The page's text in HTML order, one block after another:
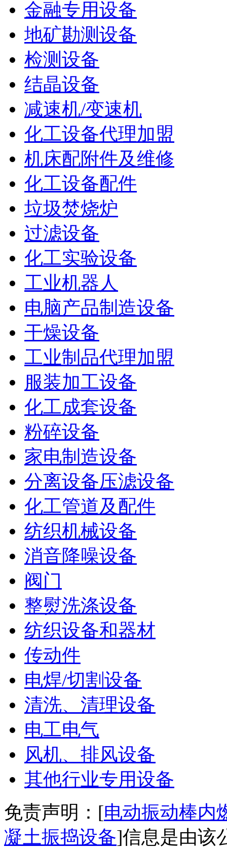
金融专用设备
地矿勘测设备
检测设备
结晶设备
减速机/变速机
化工设备代理加盟
机床配附件及维修
化工设备配件
垃圾焚烧炉
过滤设备
化工实验设备
工业机器人
电脑产品制造设备
干燥设备
工业制品代理加盟
服装加工设备
化工成套设备
粉碎设备
家电制造设备
分离设备压滤设备
化工管道及配件
纺织机械设备
消音降噪设备
阀门
整熨洗涤设备
纺织设备和器材
传动件
电焊/切割设备
清洗、清理设备
电工电气
风机、排风设备
其他行业专用设备
免责声明：[电动振动棒内
凝土振捣设备]信息是由该